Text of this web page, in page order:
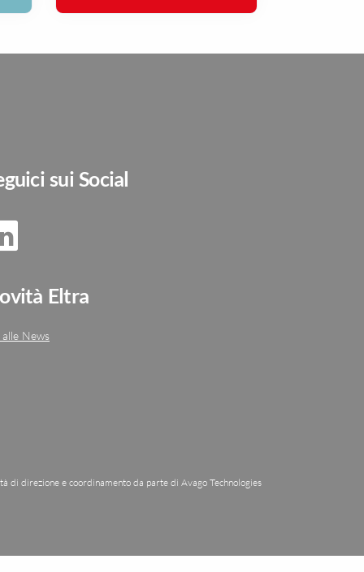
sui Social
Eltra
alle News
di direzione e coordinamento da parte di Avago Technologies